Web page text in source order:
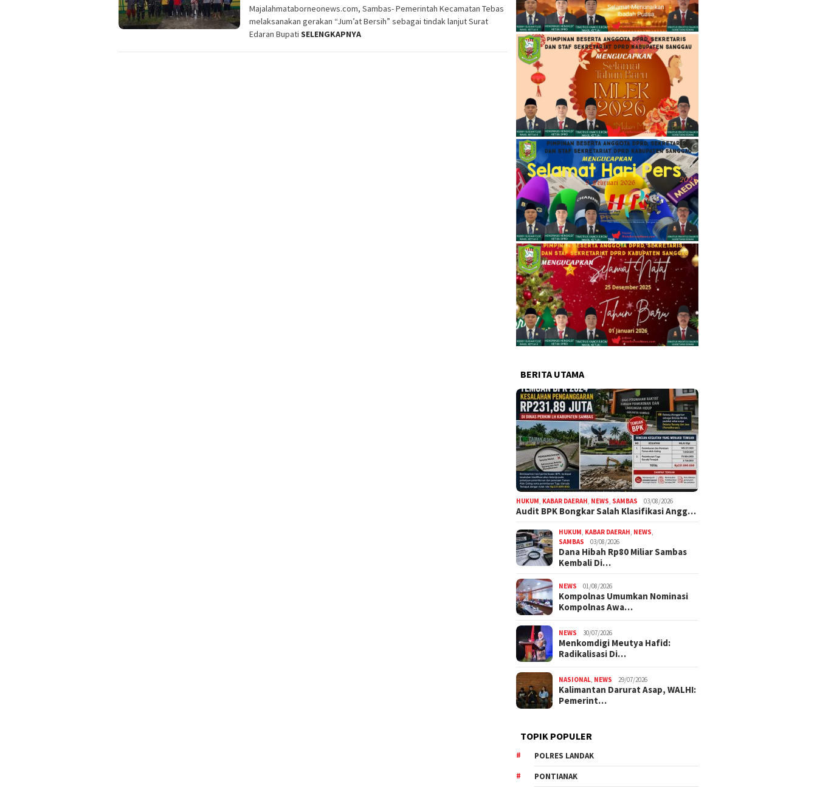
Majalahmataborneonews.com, Sambas- Pemerintah Kecamatan Tebas
melaksanakan gerakan “Jum’at Bersih” sebagai tindak lanjut Surat
Edaran Bupati SELENGKAPNYA
BERITA UTAMA
HUKUM KABAR DAERAH NEWS SAMBAS 03/08/2026
Audit BPK Bongkar Salah Klasifikasi Angg…
HUKUM KABAR DAERAH NEWS
SAMBAS
03/08/2026
Dana Hibah Rp80 Miliar Sambas
Kembali Di…
NEWS 01/08/2026
Kompolnas Umumkan Nominasi
Kompolnas Awa…
NEWS 30/07/2026
Menkomdigi Meutya Hafid:
Radikalisasi Di…
NASIONAL NEWS 29/07/2026
Kalimantan Darurat Asap, WALHI:
Pemerint…
TOPIK POPULER
POLRES LANDAK
PONTIANAK